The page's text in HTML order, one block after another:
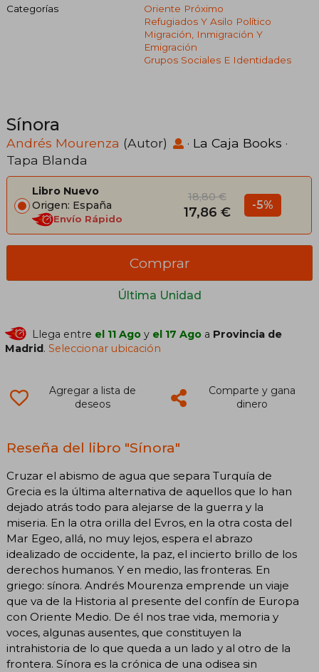
Categorías
Oriente Próximo
Refugiados Y Asilo Político
Migración, Inmigración Y
Emigración
Grupos Sociales E Identidades
Sínora
Andrés Mourenza (Autor) · La Caja Books ·
Tapa Blanda
Libro Nuevo
Origen: España
Envío Rápido
18,80 €
17,86 € -5%
Última Unidad
Comprar
Llega entre el 11 Ago y el 17 Ago a Provincia de
Madrid.Seleccionar ubicación
Agregar a lista de
deseos
Comparte y gana
dinero
Reseña del libro "Sínora"
Cruzar el abismo de agua que separa Turquía de
Grecia es la última alternativa de aquellos que lo han
dejado atrás todo para alejarse de la guerra y la
miseria. En la otra orilla del Evros, en la otra costa del
Mar Egeo, allá, no muy lejos, espera el abrazo
idealizado de occidente, la paz, el incierto brillo de los
derechos humanos. Y en medio, las fronteras. En
griego: sínora. Andrés Mourenza emprende un viaje
que va de la Historia al presente del confín de Europa
con Oriente Medio. De él nos trae vida, memoria y
voces, algunas ausentes, que constituyen la
intrahistoria de lo que queda a un lado y al otro de la
frontera. Sínora es la crónica de una odisea sin